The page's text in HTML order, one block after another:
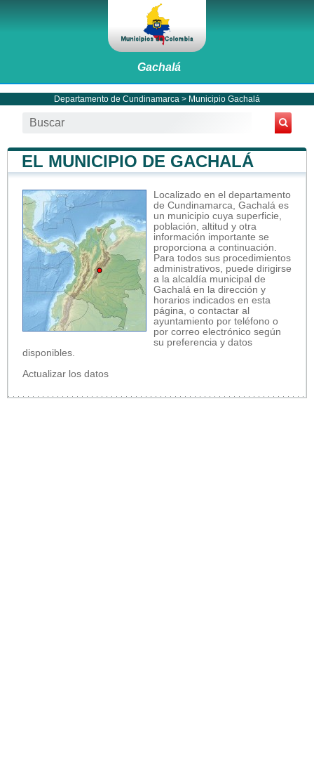
Gachalá
Departamento de Cundinamarca > Municipio Gachalá
EL MUNICIPIO DE GACHALÁ
Localizado en el departamento
de Cundinamarca, Gachalá es
un municipio cuya superficie,
población, altitud y otra
información importante se
proporciona a continuación.
Para todos sus procedimientos
administrativos, puede dirigirse
a la alcaldía municipal de
Gachalá en la dirección y
horarios indicados en esta
página, o contactar al
ayuntamiento por teléfono o
por correo electrónico según
su preferencia y datos
disponibles.
Actualizar los datos